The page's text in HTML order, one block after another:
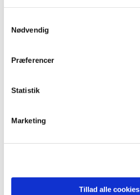
Nødvendig
Præferencer
Statistik
Marketing
Tillad alle cookies